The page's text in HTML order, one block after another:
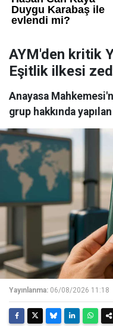
AYM'den kritik
Eşitlik ilkesi
Anayasa
grup hakkında
Yayınlanma: 06/08/2026 11:18